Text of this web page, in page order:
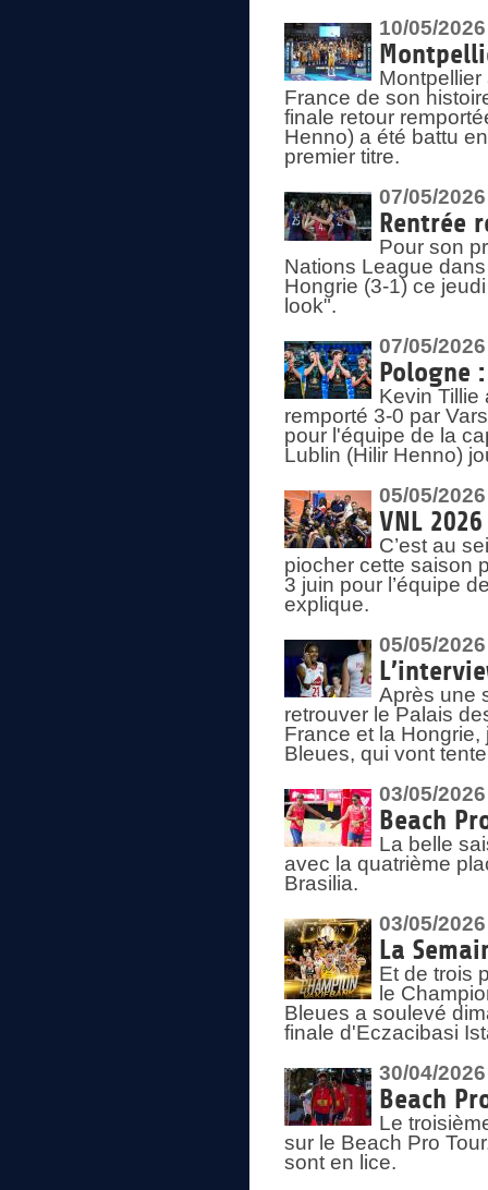
10/05/2026
France de son
finale retour
Henno) a été battu
premier titre.
07/05/2026
Rentrée
Pour son
Nations League
Hongrie (3-1) ce
look".
07/05/2026
Pologne
Kevin Tillie
remporté 3-0 par
pour l'équipe de la
Lublin (Hilir Henno)
05/05/2026
VNL
C’est au
piocher cette saison
3 juin pour l’équipe
explique.
05/05/2026
Après une
retrouver le Palais
France et la Hongrie,
Bleues, qui vont
03/05/2026
Beach
La belle
avec la quatrième
Brasilia.
03/05/2026
La
Et de trois
le
Bleues a soulevé
finale d'Eczacibasi
30/04/2026
Beach
Le
sur le Beach Pro
sont en lice.